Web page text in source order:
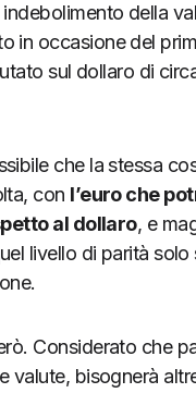
della
in occasione del
sul dollaro di
che la stessa
con l’euro che
al dollaro, e
livello di parità solo
Considerato che
valute, bisognerà